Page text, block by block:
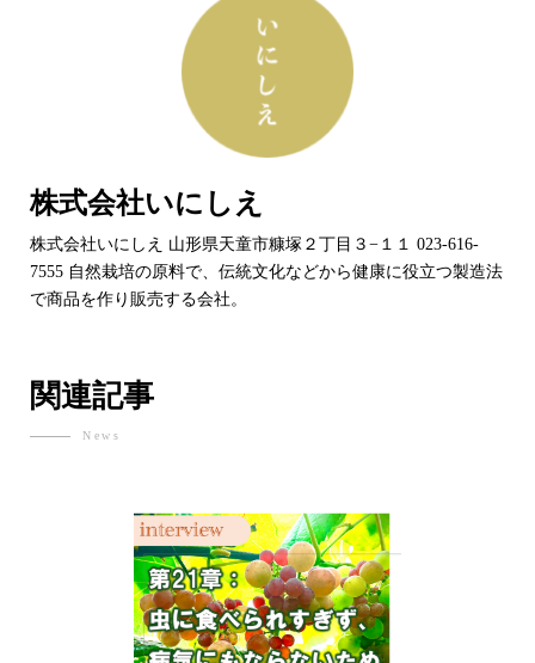
株式会社いにしえ
株式会社いにしえ 山形県天童市糠塚２丁目３−１１ 023-616-
7555 自然栽培の原料で、伝統文化などから健康に役立つ製造法
で商品を作り販売する会社。
関連記事
News